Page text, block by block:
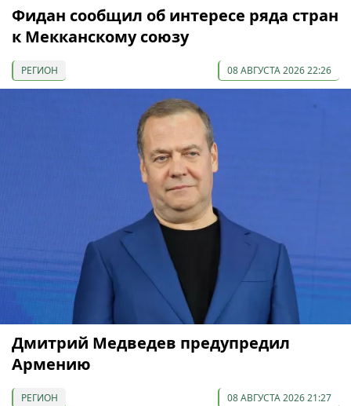
Фидан сообщил об интересе ряда стран
к Мекканскому союзу
РЕГИОН 08 АВГУСТА 2026 22:26
Дмитрий Медведев предупредил
Армению
РЕГИОН 08 АВГУСТА 2026 21:27